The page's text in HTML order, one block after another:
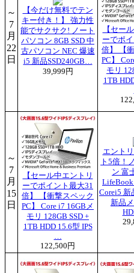
～
7
月
22
日
【今だけ無料でテン
キー付き！】 強力性
能でサクサク! ノート
パソコン 8GB SSD 中
古パソコン NEC 爆速
i5 新品SSD240GB…
39,999円
【セー
ーでポ
倍】 【
PC】
モリ
1TB
～
7
月
15
日
【セール中エントリ
ーでポイント最大31
倍】 【衝撃スペック
PC】 Core i7 16GBメ
モリ 128GB SSD +
1TB HDD 15.6型 IPS
…
122,500円
エント
ト5倍！
ン 富
LifeBook
Corei5 新
新品